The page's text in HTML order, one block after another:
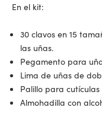
En el kit:
30 clavos en 15
las uñas.
Pegamento para
Lima de uñas de
Palillo para
Almohadilla con